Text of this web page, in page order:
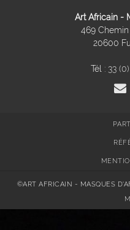
Art Africain -
469 Chemin
20600
Tél : 33
©ART AFRICAIN - MASQUES